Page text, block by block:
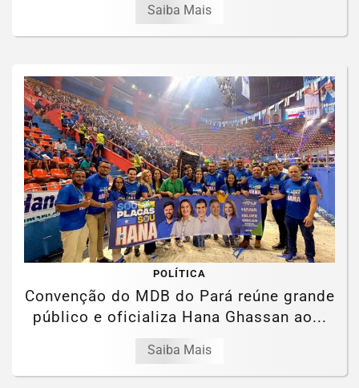
Saiba Mais
POLÍTICA
Convenção do MDB do Pará reúne grande
público e oficializa Hana Ghassan ao...
Saiba Mais